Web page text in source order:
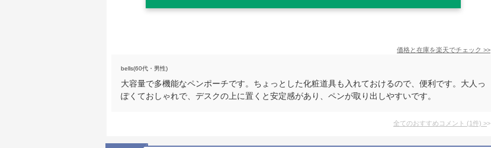
価格と在庫を楽天でチェック >>
bells(60代・男性)
大容量で多機能なペンポーチです。ちょっとした化粧道具も入れておけるので、便利です。大人っ
ぽくておしゃれで、デスクの上に置くと安定感があり、ペンが取り出しやすいです。
全てのおすすめコメント (1件) >